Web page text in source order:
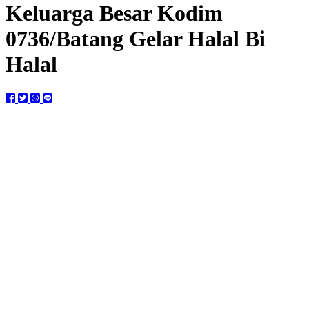
Keluarga Besar Kodim
0736/Batang Gelar Halal Bi
Halal